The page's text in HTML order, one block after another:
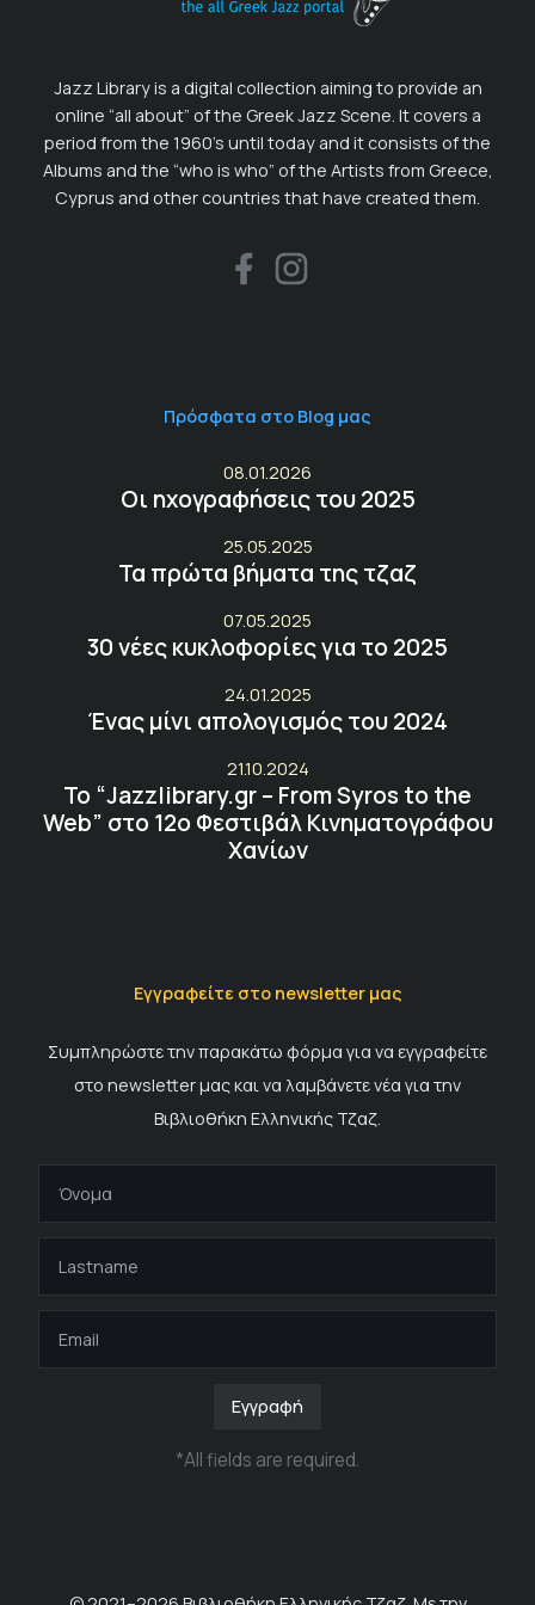
Jazz Library is a digital collection aiming to provide an
online “all about” of the Greek Jazz Scene. It covers a
period from the 1960’s until today and it consists of the
Albums and the “who is who” of the Artists from Greece,
Cyprus and other countries that have created them.
Πρόσφατα στο Blog μας
08.01.2026
Οι ηχογραφήσεις του 2025
25.05.2025
Τα πρώτα βήματα της τζαζ
07.05.2025
30 νέες κυκλοφορίες για το 2025
24.01.2025
Ένας μίνι απολογισμός του 2024
21.10.2024
Το “Jazzlibrary.gr – From Syros to the
Web” στο 12ο Φεστιβάλ Κινηματογράφου
Χανίων
Εγγραφείτε στο newsletter μας
Συμπληρώστε την παρακάτω φόρμα για να εγγραφείτε
στο newsletter μας και να λαμβάνετε νέα για την
Βιβλιοθήκη Ελληνικής Τζαζ.
Εγγραφή
*All fields are required.